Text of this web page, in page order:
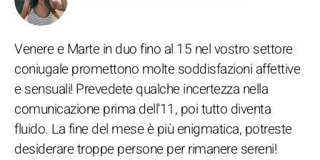
Venere e Marte in duo fino al 15 nel vostro settore
coniugale promettono molte soddisfazioni affettive
e sensuali! Prevedete qualche incertezza nella
comunicazione prima dell'11, poi tutto diventa
fluido. La fine del mese è più enigmatica, potreste
desiderare troppe persone per rimanere sereni!